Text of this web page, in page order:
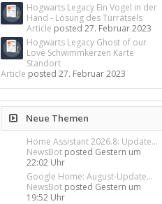
Hogwarts Legacy Ein Vogel in der
Hand - Lösung des Türrätsels
Article posted27. Februar 2023
Hogwarts Legacy Ghost of our
Love Schwimmkerzen Karte
Standort
Article posted27. Februar 2023
Neue Themen
Home Assistant 2026.8: Update...
NewsBot posted Gestern um
22:02 Uhr
Google Home: August-Update...
NewsBot posted Gestern um
19:52 Uhr